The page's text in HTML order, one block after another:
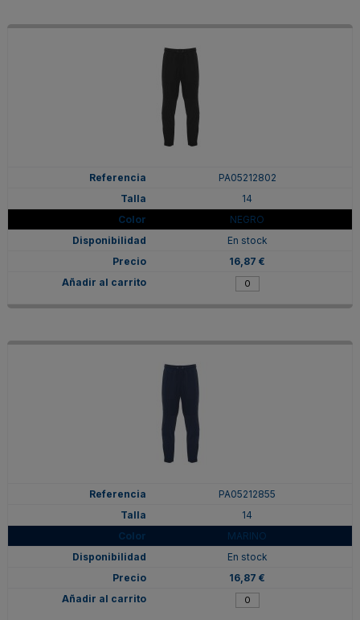
PA05212802
14
NEGRO
En stock
16,87 €
PA05212855
14
MARINO
En stock
16,87 €